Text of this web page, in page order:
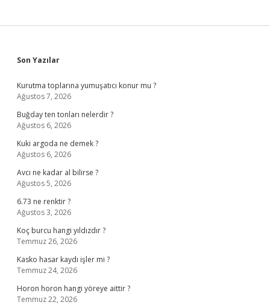
Sidebar
Son Yazılar
Kurutma toplarına yumuşatıcı konur mu ?
Ağustos 7, 2026
Buğday ten tonları nelerdir ?
Ağustos 6, 2026
Kuki argoda ne demek ?
Ağustos 6, 2026
Avcı ne kadar al bilirse ?
Ağustos 5, 2026
6.73 ne renktir ?
Ağustos 3, 2026
Koç burcu hangi yıldızdır ?
Temmuz 26, 2026
Kasko hasar kaydı işler mi ?
Temmuz 24, 2026
Horon horon hangi yöreye aittir ?
Temmuz 22, 2026